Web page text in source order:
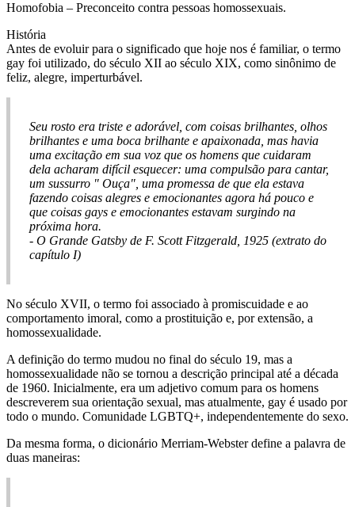
Homofobia – Preconceito contra pessoas homossexuais.
História
Antes de evoluir para o significado que hoje nos é familiar, o termo
gay foi utilizado, do século XII ao século XIX, como sinônimo de
feliz, alegre, imperturbável.
Seu rosto era triste e adorável, com coisas brilhantes, olhos
brilhantes e uma boca brilhante e apaixonada, mas havia
uma excitação em sua voz que os homens que cuidaram
dela acharam difícil esquecer: uma compulsão para cantar,
um sussurro " Ouça", uma promessa de que ela estava
fazendo coisas alegres e emocionantes agora há pouco e
que coisas gays e emocionantes estavam surgindo na
próxima hora.
- O Grande Gatsby de F. Scott Fitzgerald, 1925 (extrato do
capítulo I)
No século XVII, o termo foi associado à promiscuidade e ao
comportamento imoral, como a prostituição e, por extensão, a
homossexualidade.
A definição do termo mudou no final do século 19, mas a
homossexualidade não se tornou a descrição principal até a década
de 1960. Inicialmente, era um adjetivo comum para os homens
descreverem sua orientação sexual, mas atualmente, gay é usado por
todo o mundo. Comunidade LGBTQ+, independentemente do sexo.
Da mesma forma, o dicionário Merriam-Webster define a palavra de
duas maneiras: